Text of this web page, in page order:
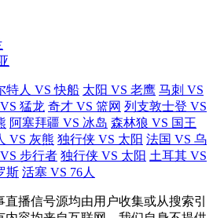
特人 VS 快船 太阳 VS 老鹰 马刺 VS
猛龙 奇才 VS 篮网 列支敦士登 VS
阿塞拜疆 VS 冰岛 森林狼 VS 国王
VS 灰熊 独行侠 VS 太阳 法国 VS 乌
步行者 独行侠 VS 太阳 土耳其 VS
斯 活塞 VS 76人
直播信号源均由用户收集或从搜索引